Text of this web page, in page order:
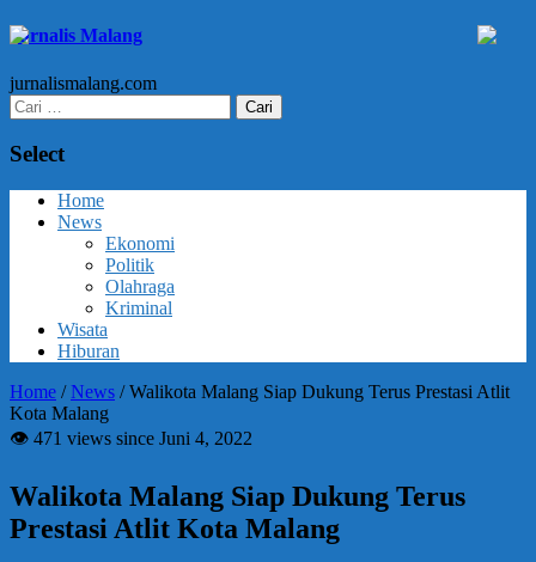
Jurnalis Malang
jurnalismalang.com
Cari
untuk:
Select
Home
News
Ekonomi
Politik
Olahraga
Kriminal
Wisata
Hiburan
Home /News /Walikota Malang Siap Dukung Terus Prestasi Atlit
Kota Malang
👁 471 views since Juni 4, 2022
Walikota Malang Siap Dukung Terus
Prestasi Atlit Kota Malang